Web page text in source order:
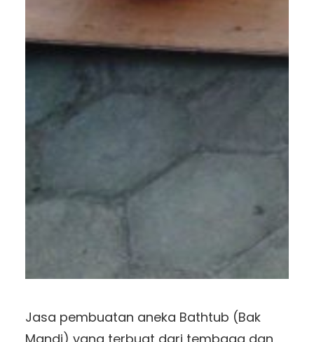
Jasa pembuatan aneka Bathtub (Bak